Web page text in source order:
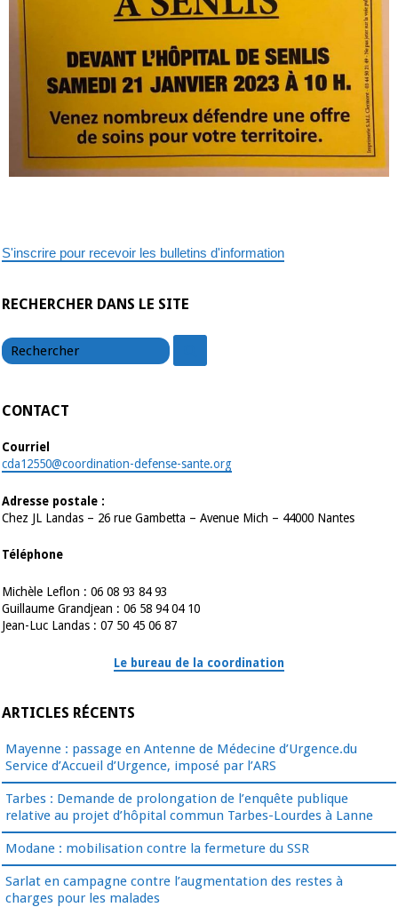
S'inscrire pour recevoir les bulletins d'information
RECHERCHER DANS LE SITE
CONTACT
Courriel
cda12550@coordination-defense-sante.org
Adresse postale :
Chez JL Landas – 26 rue Gambetta – Avenue Mich – 44000 Nantes
Téléphone
Michèle Leflon : 06 08 93 84 93
Guillaume Grandjean : 06 58 94 04 10
Jean-Luc Landas : 07 50 45 06 87
Le bureau de la coordination
ARTICLES RÉCENTS
Mayenne : passage en Antenne de Médecine d’Urgence.du
Service d’Accueil d’Urgence, imposé par l’ARS
Tarbes : Demande de prolongation de l’enquête publique
relative au projet d’hôpital commun Tarbes-Lourdes à Lanne
Modane : mobilisation contre la fermeture du SSR
Sarlat en campagne contre l’augmentation des restes à
charges pour les malades